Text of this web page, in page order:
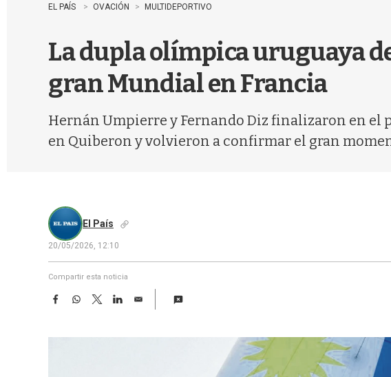
EL PAÍS OVACIÓN MULTIDEPORTIVO
La dupla olímpica uruguaya
gran Mundial en Francia
Hernán Umpierre y Fernando Diz finalizaron en el
en Quiberon y volvieron a confirmar el gran
El País
20/05/2026, 12:10
Compartir esta noticia
F
e
W
t
T
w
t
L
k
E
i